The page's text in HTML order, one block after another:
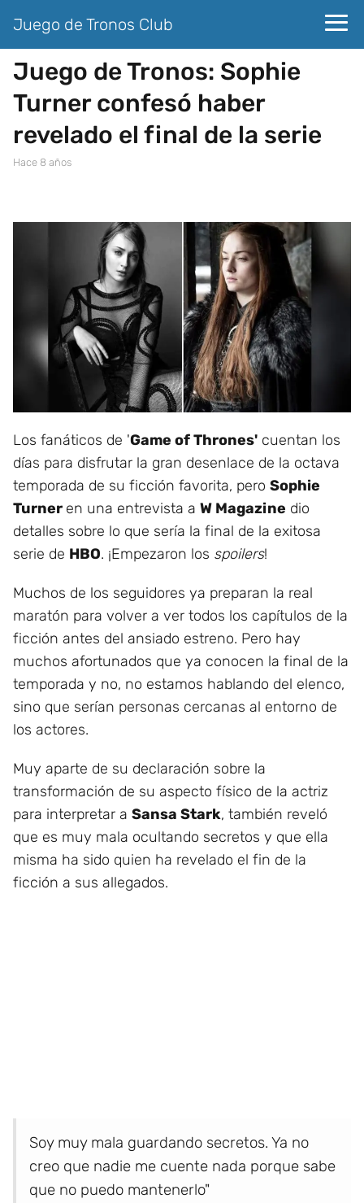
Juego de Tronos Club
Juego de Tronos: Sophie
Turner confesó haber
revelado el final de la serie
hace 8 años
Los fanáticos de 'Game of Thrones' cuentan los
días para disfrutar la gran desenlace de la octava
temporada de su ficción favorita, pero Sophie
Turner en una entrevista a W Magazine dio
detalles sobre lo que sería la final de la exitosa
serie de HBO. ¡Empezaron los spoilers!
Muchos de los seguidores ya preparan la real
maratón para volver a ver todos los capítulos de la
ficción antes del ansiado estreno. Pero hay
muchos afortunados que ya conocen la final de la
temporada y no, no estamos hablando del elenco,
sino que serían personas cercanas al entorno de
los actores.
Muy aparte de su declaración sobre la
transformación de su aspecto físico de la actriz
para interpretar a Sansa Stark, también reveló
que es muy mala ocultando secretos y que ella
misma ha sido quien ha revelado el fin de la
ficción a sus allegados.
Soy muy mala guardando secretos. Ya no
creo que nadie me cuente nada porque sabe
que no puedo mantenerlo"